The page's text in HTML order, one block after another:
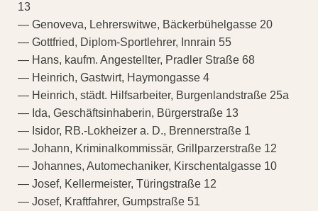
13
— Genoveva, Lehrerswitwe, Bäckerbühelgasse 20
— Gottfried, Diplom-Sportlehrer, Innrain 55
— Hans, kaufm. Angestellter, Pradler Straße 68
— Heinrich, Gastwirt, Haymongasse 4
— Heinrich, städt. Hilfsarbeiter, Burgenlandstraße 25a
— Ida, Geschäftsinhaberin, Bürgerstraße 13
— Isidor, RB.-Lokheizer a. D., Brennerstraße 1
— Johann, Kriminalkommissär, Grillparzerstraße 12
— Johannes, Automechaniker, Kirschentalgasse 10
— Josef, Kellermeister, Türingstraße 12
— Josef, Kraftfahrer, Gumpstraße 51